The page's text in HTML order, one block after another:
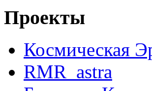
Проекты
Космическая
RMR_astra